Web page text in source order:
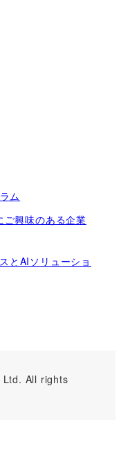
ム
ご興味のある企業
とAIソリューショ
All rights